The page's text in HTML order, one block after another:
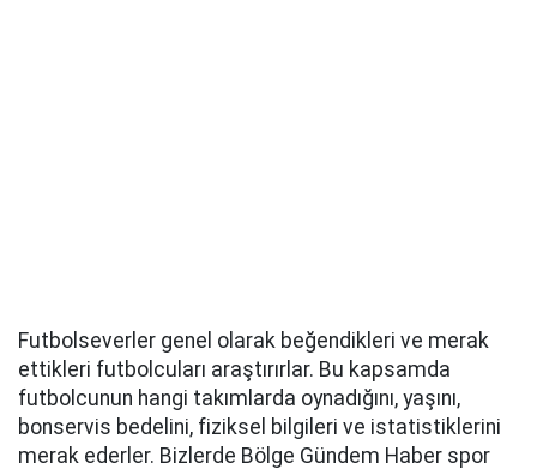
Futbolseverler genel olarak beğendikleri ve merak
ettikleri futbolcuları araştırırlar. Bu kapsamda
futbolcunun hangi takımlarda oynadığını, yaşını,
bonservis bedelini, fiziksel bilgileri ve istatistiklerini
merak ederler. Bizlerde Bölge Gündem Haber spor